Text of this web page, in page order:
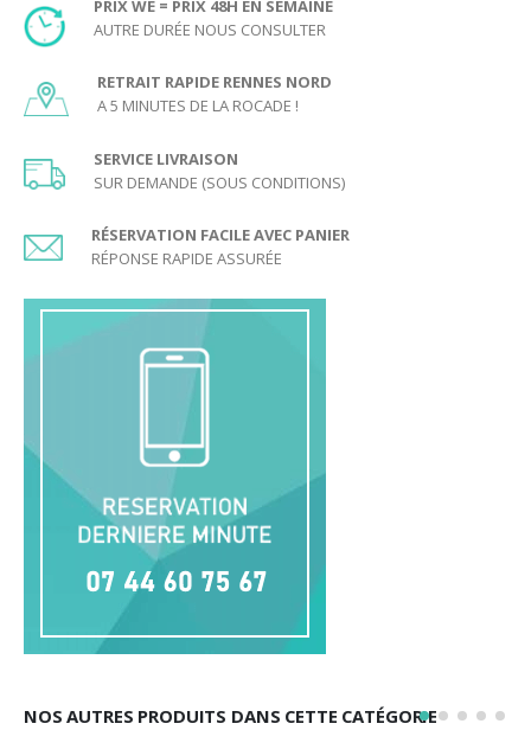
aient rebondi sur un élément du jeu.
de l’équipe adverse, celle-ci doit boire les verres restants.
16 ans.
Voici le PDF imprimable des règles du jeu :Règles du Beer Pong
PRIX WE = PRIX 48H EN SEMAINE
AUTRE DURÉE NOUS CONSULTER
RETRAIT RAPIDE RENNES NORD
A 5 MINUTES DE LA ROCADE !
SERVICE LIVRAISON
SUR DEMANDE (SOUS CONDITIONS)
RÉSERVATION FACILE AVEC PANIER
RÉPONSE RAPIDE ASSURÉE
NOS AUTRES PRODUITS DANS CETTE CATÉGORIE